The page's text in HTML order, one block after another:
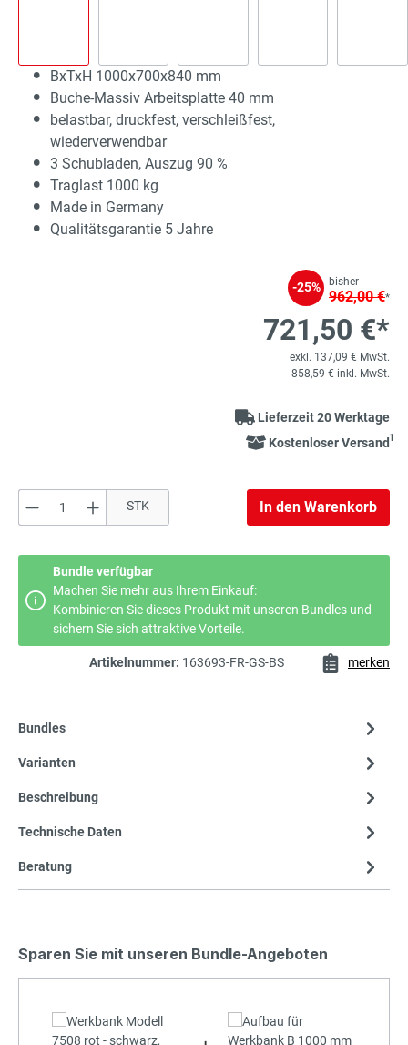
BxTxH 1000x700x840 mm
Buche-Massiv Arbeitsplatte 40 mm
belastbar, druckfest, verschleißfest,
wiederverwendbar
3 Schubladen, Auszug 90 %
Traglast 1000 kg
Made in Germany
Qualitätsgarantie 5 Jahre
-25% bisher
962,00 €*
721,50 €*
exkl. 137,09 € MwSt.
858,59 € inkl. MwSt.
Lieferzeit 20 Werktage
Kostenloser Versand1
Produkt Anzahl: Gib den gewünschten
STK In den Warenkorb
Bundle verfügbar
Machen Sie mehr aus Ihrem Einkauf:
Kombinieren Sie dieses Produkt mit unseren Bundles und
sichern Sie sich attraktive Vorteile.
Artikelnummer: 163693-FR-GS-BS merken
Bundles
Varianten
Beschreibung
Technische Daten
Beratung
Sparen Sie mit unseren Bundle-Angeboten